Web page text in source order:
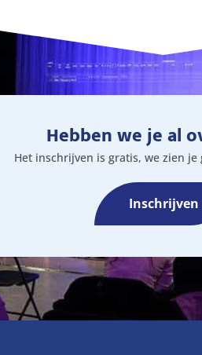
Hebben we je al
Het inschrijven is gratis, we zien je
Inschrijven